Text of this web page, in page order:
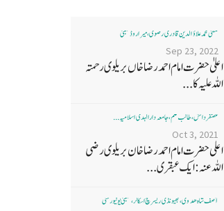
مفتی محمد علاؤ الدین قادری رضوی ، میرا روڈ ممبئی
Sep 23, 2022
اعلیٰ حضرت امام احمد رضا خاں بر یلو ی رحمتہ
اللہ علیہ کا...
غضنفر دانش، طالب علم، جامعہ دارالہدی اسلامیہ ...
Oct 3, 2021
اعلی حضرت امام احمد رضا خان بریلوی رضی
اللہ عنہ: ایک عبقری...
آصف شاہ ھدوی، بھیونڈی ریسرچ اسکالر، ممبئی یونیورسٹی